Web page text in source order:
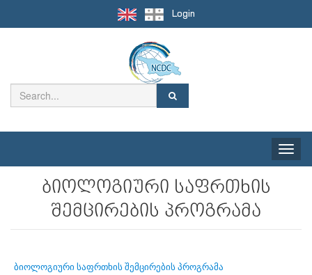
Login
Toggle
ბიოლოგიური საფრთხის
შემცირების პროგრამა
ბიოლოგიური საფრთხის შემცირების პროგრამა